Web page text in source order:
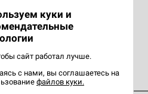
куки и
сайт работал лучше.
с нами, вы соглашаетесь на
файлов куки.